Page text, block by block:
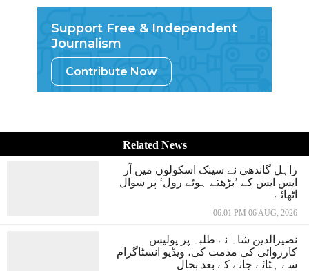
Support Free & Independent
Journalism
Contribute Now
Related News
راہل گاندھی نے سینک اسکولوں میں آر
ایس ایس کے ’بڑھتے ہوئے رول‘ پر سوال
اٹھائے
06:01 PM 06 AUG, 2026
نصیرالدین شاہ نے طلبہ پر پولیس
کارروائی کی مذمت کی، ویڈیو انسٹاگرام
سے ہٹائے جانے کے بعد بحال